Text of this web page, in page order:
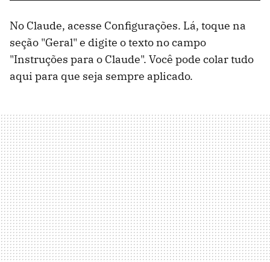
No Claude, acesse Configurações. Lá, toque na
seção "Geral" e digite o texto no campo
"Instruções para o Claude". Você pode colar tudo
aqui para que seja sempre aplicado.